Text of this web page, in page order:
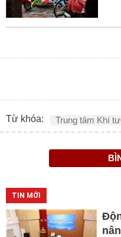
Từ khóa: Trung tâm Khí
TIN MỚI